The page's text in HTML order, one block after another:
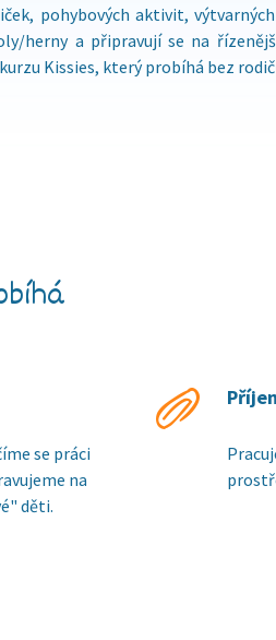
pohybových aktivit,
herny a připravují se na
Kissies, který probíhá bez
se práci
na
děti.